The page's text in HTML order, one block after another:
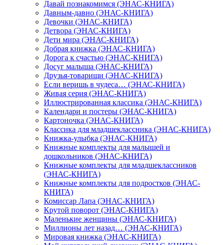
Давай познакомимся (ЭНАС-КНИГА)
Давным-давно (ЭНАС-КНИГА)
Девочки (ЭНАС-КНИГА)
Детвора (ЭНАС-КНИГА)
Дети мира (ЭНАС-КНИГА)
Добрая книжка (ЭНАС-КНИГА)
Дорога к счастью (ЭНАС-КНИГА)
Досуг малыша (ЭНАС-КНИГА)
Друзья-товарищи (ЭНАС-КНИГА)
Если веришь в чудеса… (ЭНАС-КНИГА)
Живая серия (ЭНАС-КНИГА)
Иллюстрированная классика (ЭНАС-КНИГА)
Календари и постеры (ЭНАС-КНИГА)
Картоночка (ЭНАС-КНИГА)
Классика для младшеклассника (ЭНАС-КНИГА)
Книжка-улыбка (ЭНАС-КНИГА)
Книжные комплекты для малышей и
дошкольников (ЭНАС-КНИГА)
Книжные комплекты для младшеклассников
(ЭНАС-КНИГА)
Книжные комплекты для подростков (ЭНАС-
КНИГА)
Комиссар Лапа (ЭНАС-КНИГА)
Крутой поворот (ЭНАС-КНИГА)
Маленькие женщины (ЭНАС-КНИГА)
Миллионы лет назад… (ЭНАС-КНИГА)
Мировая книжка (ЭНАС-КНИГА)